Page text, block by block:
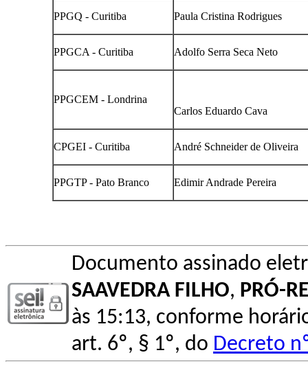
PPGQ - Curitiba Paula Cristina Rodrigues
PPGCA - Curitiba Adolfo Serra Seca Neto
PPGCEM - Londrina
Carlos Eduardo Cava
CPGEI - Curitiba André Schneider de Oliveira
PPGTP - Pato Branco Edimir Andrade Pereira
Documento assinado
SAAVEDRA FILHO, PRÓ-
às 15:13, conforme
art. 6º, § 1º, do Decreto